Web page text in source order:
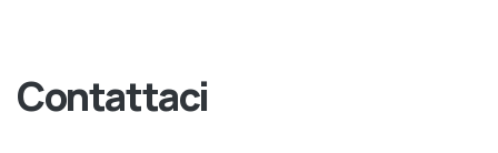
Contattaci